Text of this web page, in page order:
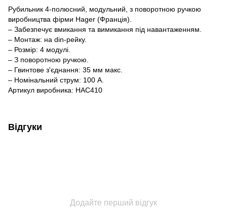
Рубильник 4-полюсний, модульний, з поворотною ручкою
виробництва фірми Hager (Франція).
– Забезпечує вмикання та вимикання під навантаженням.
– Монтаж: на din-рейку.
– Розмір: 4 модулі.
– З поворотною ручкою.
– Гвинтове з'єднання: 35 мм макс.
– Номінальний струм: 100 А.
Артикул виробника: HAC410
Відгуки
Додайте перший відгук